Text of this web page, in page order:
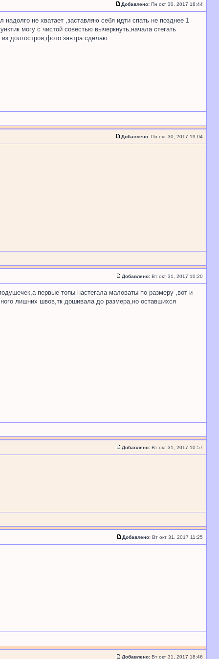
Добавлено: Пн окт 30, 2017 18:44
не хватает ,заставляю себя идти спать не позднее 1
могу с чистой совестью вычеркнуть,начала стегать
долгостроя,фото завтра сделаю
Добавлено: Пн окт 30, 2017 19:04
Добавлено: Вт окт 31, 2017 10:20
первые топы настегала маловаты по размеру ,вот и
лишних швов,тк дошивала до размера,но оставшихся
Добавлено: Вт окт 31, 2017 10:57
Добавлено: Вт окт 31, 2017 11:25
Добавлено: Вт окт 31, 2017 18:46